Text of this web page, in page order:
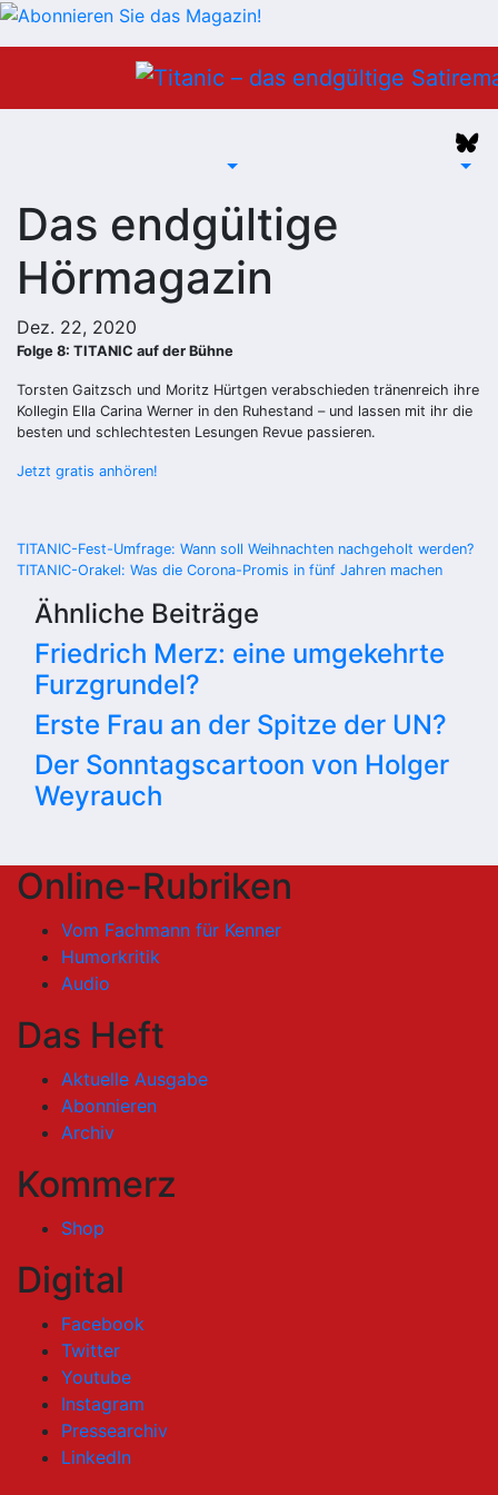
Das endgültige
Hörmagazin
Dez. 22, 2020
Folge 8: TITANIC auf der Bühne
Torsten Gaitzsch und Moritz Hürtgen verabschieden tränenreich ihre
Kollegin Ella Carina Werner in den Ruhestand – und lassen mit ihr die
besten und schlechtesten Lesungen Revue passieren.
Jetzt gratis anhören!
Beitragsnavigation
TITANIC-Fest-Umfrage: Wann soll Weihnachten nachgeholt werden?
TITANIC-Orakel: Was die Corona-Promis in fünf Jahren machen
Ähnliche Beiträge
Friedrich Merz: eine umgekehrte
Furzgrundel?
Erste Frau an der Spitze der UN?
Der Sonntagscartoon von Holger
Weyrauch
Online-Rubriken
Vom Fachmann für Kenner
Humorkritik
Audio
Das Heft
Aktuelle Ausgabe
Abonnieren
Archiv
Kommerz
Shop
Digital
Facebook
Twitter
Youtube
Instagram
Pressearchiv
LinkedIn